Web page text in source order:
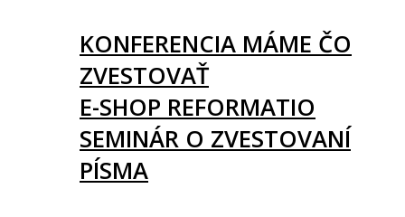
KONFERENCIA MÁME ČO
ZVESTOVAŤ
E-SHOP REFORMATIO
SEMINÁR O ZVESTOVANÍ
PÍSMA